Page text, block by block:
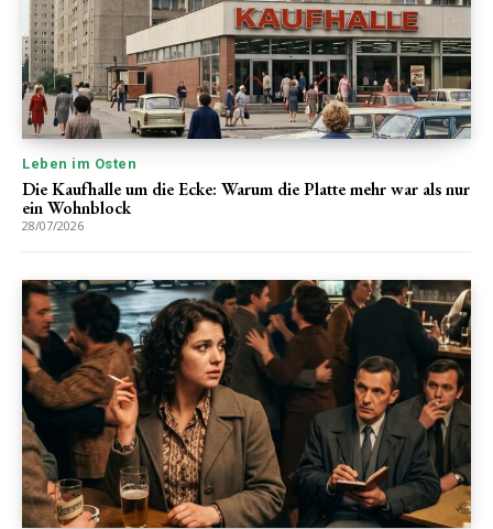
Leben im Osten
Die Kaufhalle um die Ecke: Warum die Platte mehr war als nur
ein Wohnblock
28/07/2026